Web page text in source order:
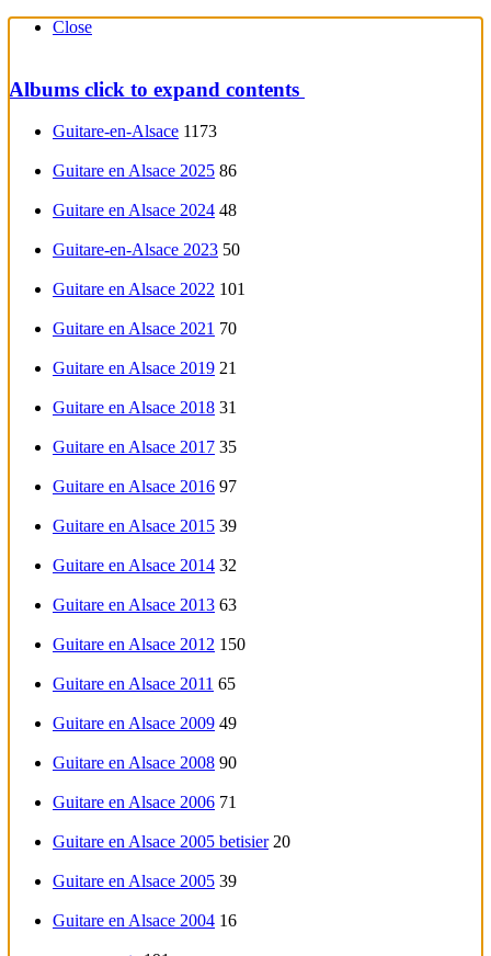
Close
Albums click to expand contents
Guitare-en-Alsace 1173
Guitare en Alsace 2025 86
Guitare en Alsace 2024 48
Guitare-en-Alsace 2023 50
Guitare en Alsace 2022 101
Guitare en Alsace 2021 70
Guitare en Alsace 2019 21
Guitare en Alsace 2018 31
Guitare en Alsace 2017 35
Guitare en Alsace 2016 97
Guitare en Alsace 2015 39
Guitare en Alsace 2014 32
Guitare en Alsace 2013 63
Guitare en Alsace 2012 150
Guitare en Alsace 2011 65
Guitare en Alsace 2009 49
Guitare en Alsace 2008 90
Guitare en Alsace 2006 71
Guitare en Alsace 2005 betisier 20
Guitare en Alsace 2005 39
Guitare en Alsace 2004 16